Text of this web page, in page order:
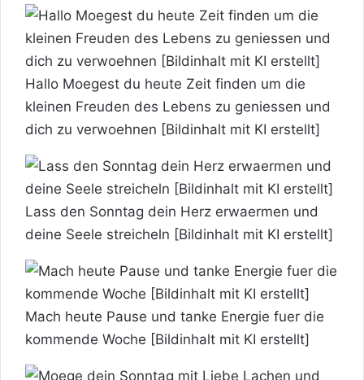
Hallo Moegest du heute Zeit finden um die
kleinen Freuden des Lebens zu geniessen und
dich zu verwoehnen [Bildinhalt mit KI erstellt]
Lass den Sonntag dein Herz erwaermen und
deine Seele streicheln [Bildinhalt mit KI erstellt]
Mach heute Pause und tanke Energie fuer die
kommende Woche [Bildinhalt mit KI erstellt]